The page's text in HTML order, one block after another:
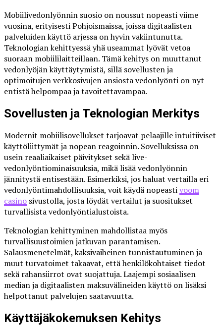
Mobiilivedonlyönnin suosio on noussut nopeasti viime
vuosina, erityisesti Pohjoismaissa, joissa digitaalisten
palveluiden käyttö arjessa on hyvin vakiintunutta.
Teknologian kehittyessä yhä useammat lyövät vetoa
suoraan mobiililaitteillaan. Tämä kehitys on muuttanut
vedonlyöjän käyttäytymistä, sillä sovellusten ja
optimoitujen verkkosivujen ansiosta vedonlyönti on nyt
entistä helpompaa ja tavoitettavampaa.
Sovellusten ja Teknologian Merkitys
Modernit mobiilisovellukset tarjoavat pelaajille intuitiiviset
käyttöliittymät ja nopean reagoinnin. Sovelluksissa on
usein reaaliaikaiset päivitykset sekä live-
vedonlyöntiominaisuuksia, mikä lisää vedonlyönnin
jännitystä entisestään. Esimerkiksi, jos haluat vertailla eri
vedonlyöntimahdollisuuksia, voit käydä nopeastivoom
casino sivustolla, josta löydät vertailut ja suositukset
turvallisista vedonlyöntialustoista.
Teknologian kehittyminen mahdollistaa myös
turvallisuustoimien jatkuvan parantamisen.
Salausmenetelmät, kaksivaiheinen tunnistautuminen ja
muut turvatoimet takaavat, että henkilökohtaiset tiedot
sekä rahansiirrot ovat suojattuja. Laajempi sosiaalisen
median ja digitaalisten maksuvälineiden käyttö on lisäksi
helpottanut palvelujen saatavuutta.
Käyttäjäkokemuksen Kehitys